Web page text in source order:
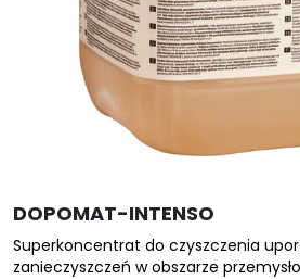
DOPOMAT-INTENSO
Superkoncentrat do czyszczenia
zanieczyszczeń w obszarze